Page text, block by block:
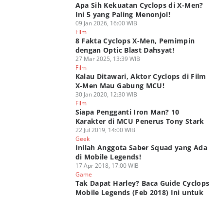
Apa Sih Kekuatan Cyclops di X-Men?
Ini 5 yang Paling Menonjol!
09 Jan 2026, 16:00 WIB
Film
8 Fakta Cyclops X-Men, Pemimpin
dengan Optic Blast Dahsyat!
27 Mar 2025, 13:39 WIB
Film
Kalau Ditawari, Aktor Cyclops di Film
X-Men Mau Gabung MCU!
30 Jan 2020, 12:30 WIB
Film
Siapa Pengganti Iron Man? 10
Karakter di MCU Penerus Tony Stark
22 Jul 2019, 14:00 WIB
Geek
Inilah Anggota Saber Squad yang Ada
di Mobile Legends!
17 Apr 2018, 17:00 WIB
Game
Tak Dapat Harley? Baca Guide Cyclops
Mobile Legends (Feb 2018) Ini untuk